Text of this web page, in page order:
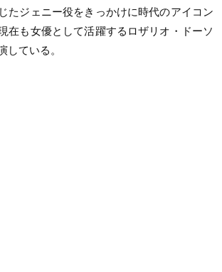
たジェニー役をきっかけに時代のアイコン
在も女優として活躍するロザリオ・ドーソ
している。